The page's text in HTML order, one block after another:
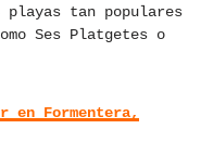
tan populares
Ses Platgetes o
en Formentera,